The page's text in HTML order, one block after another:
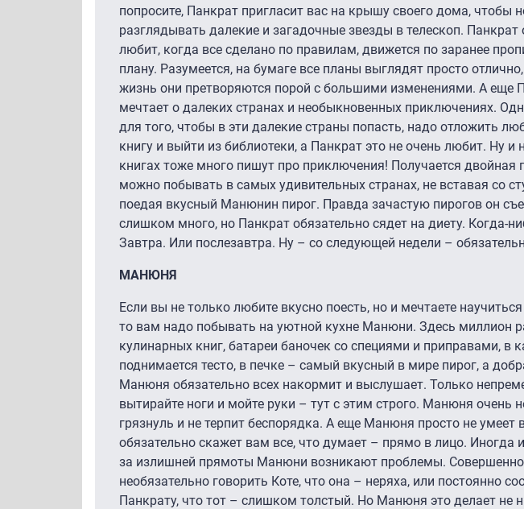
попросите, Панкрат пригласит вас на крышу своего дома, чтобы
разглядывать далекие и загадочные звезды в телескоп. Панкрат
любит, когда все сделано по правилам, движется по заранее
плану. Разумеется, на бумаге все планы выглядят просто
жизнь они претворяются порой с большими изменениями. А еще
мечтает о далеких странах и необыкновенных приключениях.
для того, чтобы в эти далекие страны попасть, надо отложить
книгу и выйти из библиотеки, а Панкрат это не очень любит. Ну и
книгах тоже много пишут про приключения! Получается двойная
можно побывать в самых удивительных странах, не вставая со
поедая вкусный Манюнин пирог. Правда зачастую пирогов он
слишком много, но Панкрат обязательно сядет на диету. Когда-
Завтра. Или послезавтра. Ну – со следующей недели –
МАНЮНЯ
Если вы не только любите вкусно поесть, но и мечтаете научиться
то вам надо побывать на уютной кухне Манюни. Здесь миллион
кулинарных книг, батареи баночек со специями и приправами, в
поднимается тесто, в печке – самый вкусный в мире пирог, а
Манюня обязательно всех накормит и выслушает. Только
вытирайте ноги и мойте руки – тут с этим строго. Манюня очень
грязнуль и не терпит беспорядка. А еще Манюня просто не умеет
обязательно скажет вам все, что думает – прямо в лицо. Иногда
за излишней прямоты Манюни возникают проблемы. Совершенно
необязательно говорить Коте, что она – неряха, или постоянно
Панкрату, что тот – слишком толстый. Но Манюня это делает не